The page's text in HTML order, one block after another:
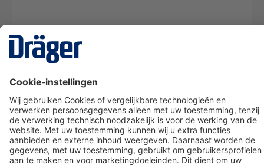
Dräger klantenservice
Over Dräger